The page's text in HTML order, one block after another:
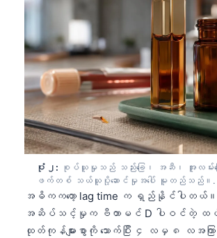
ပုံ ၂: စုပ်ယူမှုသည် သည်းခြေ၊ အဆီ၊ အူလမ်းက
ဖက်တစ် သယ်ယူပို့ဆောင်မှုအပေါ် မူတည်သည်။.
အဓိကကတော့ lag time က ရှည်နိုင်ပါတယ်
အဆိပ်သင့်မှုက ဗီတာမင် D ပါဝင်တဲ့ ထ
ထုတ်ကုန်များစွာကို သောက်ပြီး ၄ လမှ ၈ လအကြာမှ